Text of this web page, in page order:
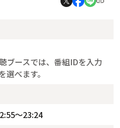
ブースでは、番組IDを入力
べます。
～23:24